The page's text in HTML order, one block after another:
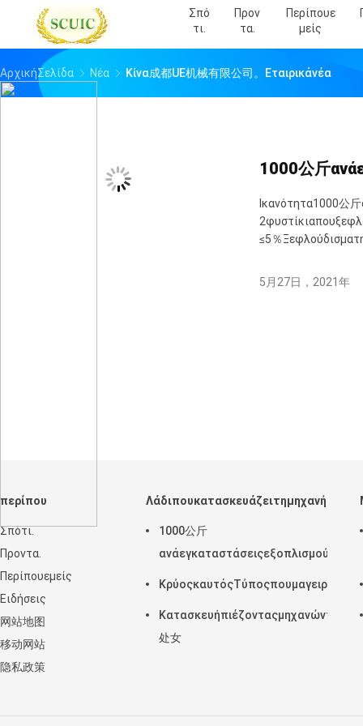
Σπό
Τι.
Προν
Τα.
Περίπουε
Μείς
ΑρχικήΣελίδα Νέα Κίνα成都UE机械有限公司。εταιρικάνέα
1000公斤
Ικανότητα1000公
≤5％
5月27日，2021年
περίπου
Σπότι.
Προντα.
Περίπουεμείς
Ειδήσεις
网站地图
移动网站
隐私政策
Λάδιπουκατασκευάζειτημηχανή
1000公斤
处女